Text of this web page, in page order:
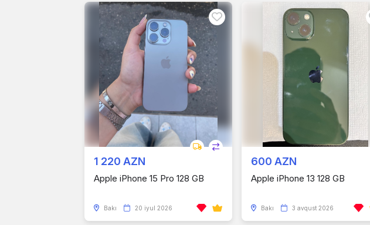
1 220 AZN
Apple iPhone 15 Pro 128 GB
Bakı 20 iyul 2026
600 AZN
Apple iPhone 13 128 GB
Bakı 3 avqust 2026